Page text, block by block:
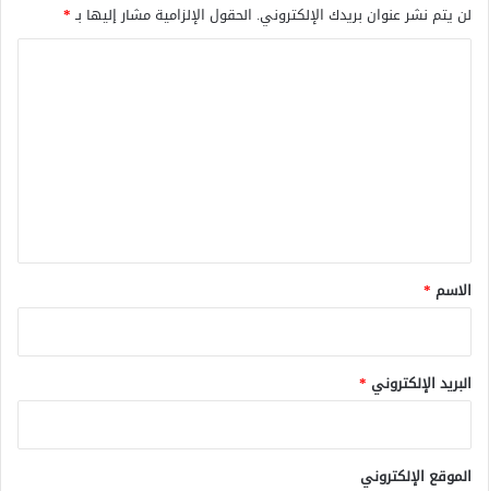
لن يتم نشر عنوان بريدك الإلكتروني. الحقول الإلزامية مشار إليها بـ*
*
الاسم *
البريد الإلكتروني *
الموقع الإلكتروني